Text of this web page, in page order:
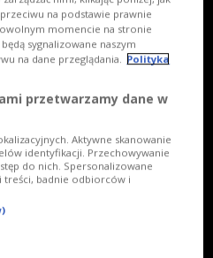
na podstawie prawnie
momencie na stronie
sygnalizowane naszym
na dane przeglądania. Polityka
przetwarzamy dane w
Aktywne skanowanie
identyfikacji. Przechowywanie
do nich. Spersonalizowane
treści, badnie odbiorców i